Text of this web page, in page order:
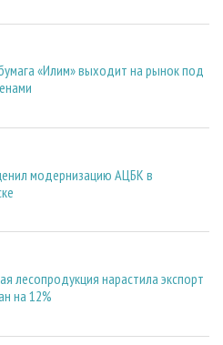
«Илим» выходит на рынок под
модернизацию АЦБК в
лесопродукция нарастила экспорт
на 12%